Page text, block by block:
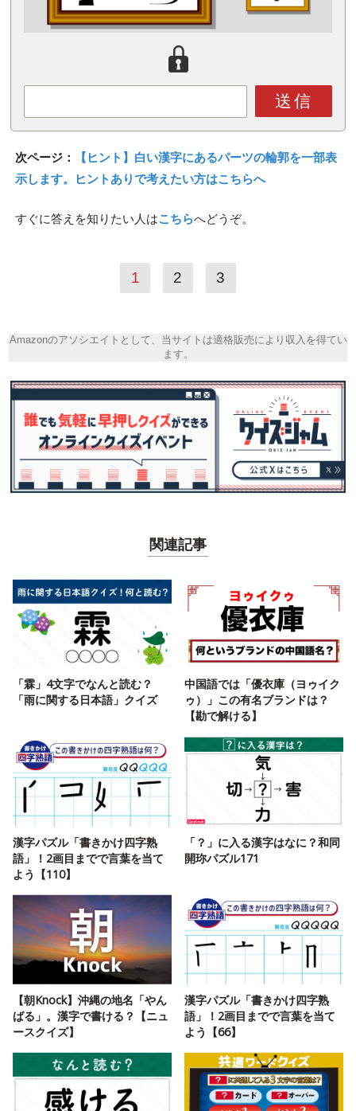
送信
次ページ：
【ヒント】白い漢字にあるパーツの輪郭を一部表
示します。ヒントありで考えたい方はこちらへ
すぐに答えを知りたい人はこちらへどうぞ。
1 2 3
Amazonのアソシエイトとして、当サイトは適格販売により収入を得てい
ます。
関連記事
「霖」4文字でなんと読む？
「雨に関する日本語」クイズ
中国語では「優衣庫（ヨゥイク
ゥ）」この有名ブランドは？
【勘で解ける】
漢字パズル「書きかけ四字熟
語」！2画目までで言葉を当て
よう【110】
「？」に入る漢字はなに？和同
開珎パズル171
【朝Knock】沖縄の地名「やん
ばる」。漢字で書ける？【ニュ
ースクイズ】
漢字パズル「書きかけ四字熟
語」！2画目までで言葉を当て
よう【66】